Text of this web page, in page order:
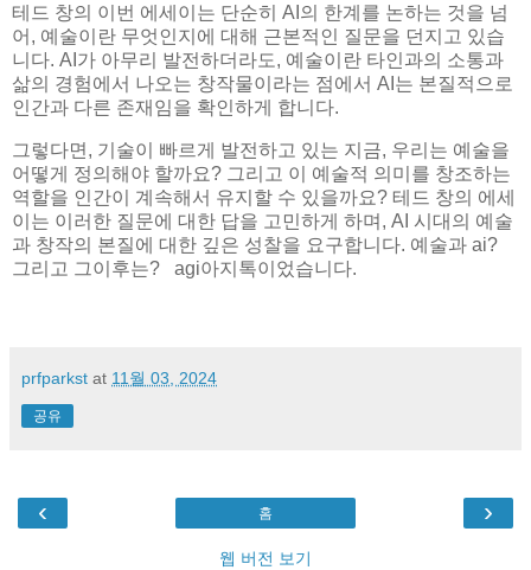
테드 창의 이번 에세이는 단순히 AI의 한계를 논하는 것을 넘
어, 예술이란 무엇인지에 대해 근본적인 질문을 던지고 있습
니다. AI가 아무리 발전하더라도, 예술이란 타인과의 소통과
삶의 경험에서 나오는 창작물이라는 점에서 AI는 본질적으로
인간과 다른 존재임을 확인하게 합니다.
그렇다면, 기술이 빠르게 발전하고 있는 지금, 우리는 예술을
어떻게 정의해야 할까요? 그리고 이 예술적 의미를 창조하는
역할을 인간이 계속해서 유지할 수 있을까요? 테드 창의 에세
이는 이러한 질문에 대한 답을 고민하게 하며, AI 시대의 예술
과 창작의 본질에 대한 깊은 성찰을 요구합니다. 예술과 ai?
그리고 그이후는? agi아지톡이었습니다.
prfparkst at 11월 03, 2024
공유
‹ ›
홈
웹 버전 보기